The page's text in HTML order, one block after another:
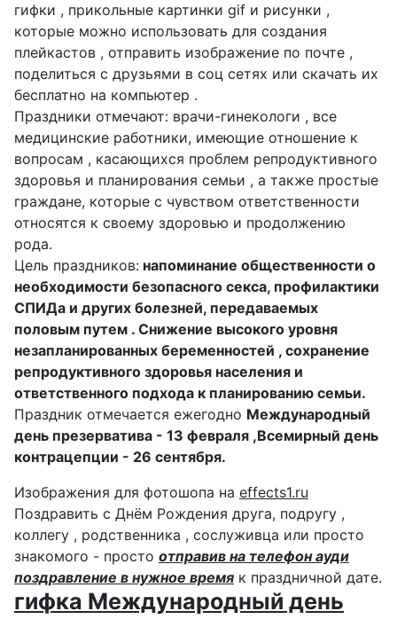
гифки , прикольные картинки gif и рисунки ,
которые можно использовать для создания
плейкастов , отправить изображение по почте ,
поделиться с друзьями в соц сетях или скачать их
бесплатно на компьютер .
Праздники отмечают: врачи-гинекологи , все
медицинские работники, имеющие отношение к
вопросам , касающихся проблем репродуктивного
здоровья и планирования семьи , а также простые
граждане, которые с чувством ответственности
относятся к своему здоровью и продолжению
рода.
Цель праздников: напоминание общественности о
необходимости безопасного секса, профилактики
СПИДа и других болезней, передаваемых
половым путем . Снижение высокого уровня
незапланированных беременностей , сохранение
репродуктивного здоровья населения и
ответственного подхода к планированию семьи.
Праздник отмечается ежегодно Международный
день презерватива - 13 февраля ,Всемирный день
контрацепции - 26 сентября.
Изображения для фотошопа на effects1.ru
Поздравить с Днём Рождения друга, подругу ,
коллегу , родственника , сослуживца или просто
знакомого - просто отправив на телефон ауди
поздравление в нужное время к праздничной дате.
гифка Международный день